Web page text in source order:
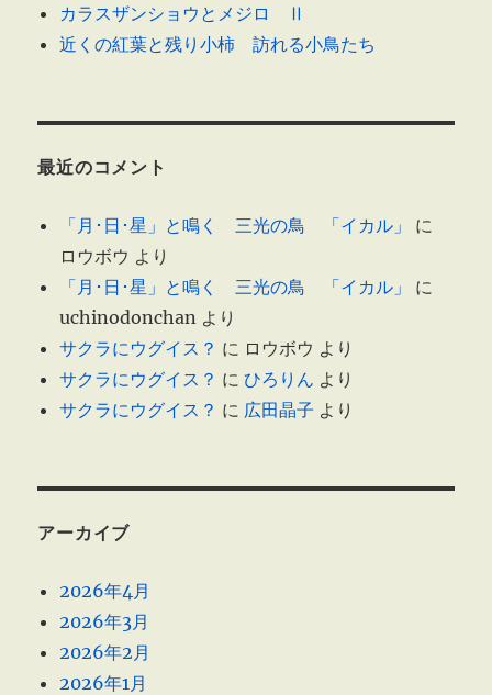
カラスザンショウとメジロ Ⅱ
近くの紅葉と残り小柿 訪れる小鳥たち
最近のコメント
「月･日･星」と鳴く 三光の鳥 「イカル」
に
ロウボウ より
「月･日･星」と鳴く 三光の鳥 「イカル」
に
uchinodonchan より
サクラにウグイス？ に ロウボウ より
サクラにウグイス？ にひろりん より
サクラにウグイス？ に 広田晶子 より
アーカイブ
2026年4月
2026年3月
2026年2月
2026年1月